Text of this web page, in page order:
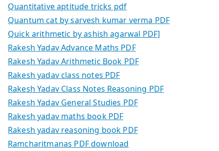
Quantitative aptitude tricks pdf
Quantum cat by sarvesh kumar verma PDF
Quick arithmetic by ashish agarwal PDF]
Rakesh Yadav Advance Maths PDF
Rakesh Yadav Arithmetic Book PDF
Rakesh yadav class notes PDF
Rakesh Yadav Class Notes Reasoning PDF
Rakesh Yadav General Studies PDF
Rakesh yadav maths book PDF
Rakesh yadav reasoning book PDF
Ramcharitmanas PDF download